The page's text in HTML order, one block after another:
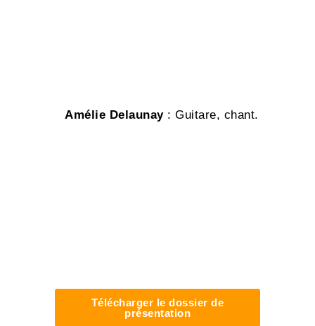
Amélie Delaunay: Guitare, chant.
Télécharger le dossier de
présentation